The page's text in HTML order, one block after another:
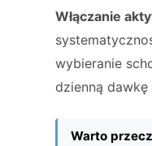
Włączanie
wybieranie
dzienną
Warto